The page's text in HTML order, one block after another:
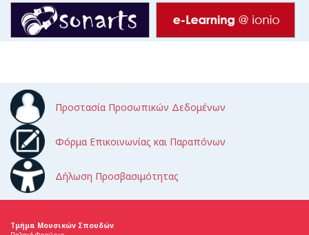
Προστασία Προσωπικών Δεδομένων
Φόρμα Επικοινωνίας και Παραπόνων
Δήλωση Προσβασιμότητας
Τμήμα Μουσικών Σπουδών